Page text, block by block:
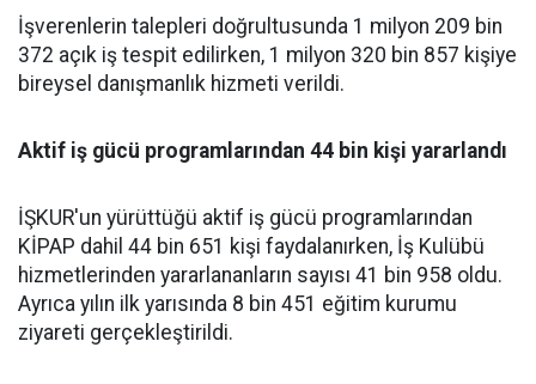
İşverenlerin talepleri doğrultusunda 1 milyon 209 bin
372 açık iş tespit edilirken, 1 milyon 320 bin 857 kişiye
bireysel danışmanlık hizmeti verildi.
Aktif iş gücü programlarından 44 bin kişi yararlandı
İŞKUR'un yürüttüğü aktif iş gücü programlarından
KİPAP dahil 44 bin 651 kişi faydalanırken, İş Kulübü
hizmetlerinden yararlananların sayısı 41 bin 958 oldu.
Ayrıca yılın ilk yarısında 8 bin 451 eğitim kurumu
ziyareti gerçekleştirildi.